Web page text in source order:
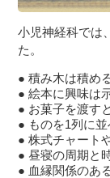
小児神経科では
た。
積み木は積め
絵本に興味は
お菓子を渡す
ものを1列に
株式チャート
昼寝の周期と
血縁関係のあ